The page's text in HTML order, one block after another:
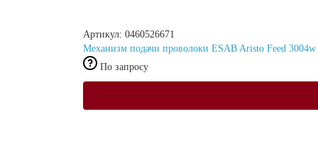
Артикул: 0460526671
Механизм подачи проволоки ESAB Aristo Feed
По запросу